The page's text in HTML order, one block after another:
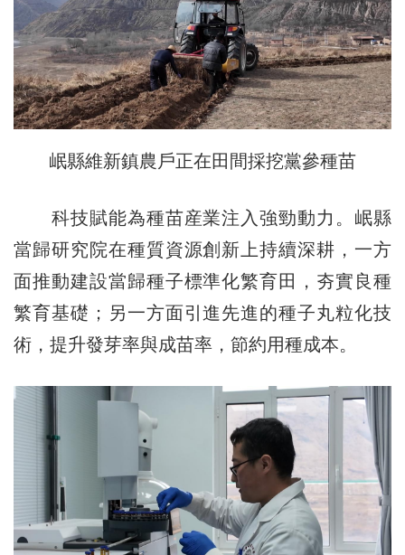
岷縣維新鎮農戶正在田間採挖黨參種苗
科技賦能為種苗産業注入強勁動力。岷縣
當歸研究院在種質資源創新上持續深耕，一方
面推動建設當歸種子標準化繁育田，夯實良種
繁育基礎；另一方面引進先進的種子丸粒化技
術，提升發芽率與成苗率，節約用種成本。